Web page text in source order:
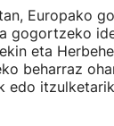
Europako
gogortzeko
eta
beharraz
edo